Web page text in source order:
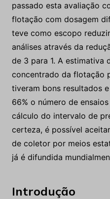
passado esta avaliação
flotação com dosagem
teve como escopo
análises através da
de 3 para 1. A estimativa
concentrado da flotação
tiveram bons resultados
66% o número de
cálculo do intervalo de
certeza, é possível
de coletor por meios
já é difundida
Introdução